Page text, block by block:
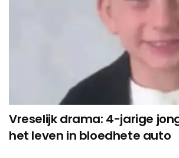
Vreselijk drama: 4-jarige
het leven in bloedhete auto